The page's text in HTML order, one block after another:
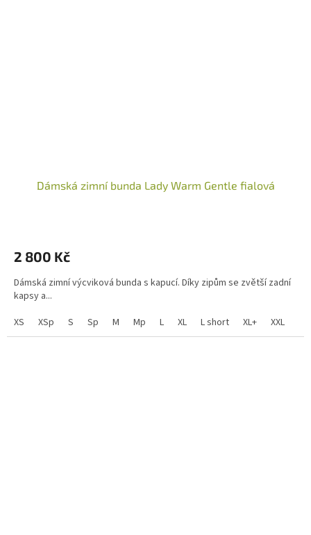
Dámská zimní bunda Lady Warm Gentle fialová
2 800 Kč
Dámská zimní výcviková bunda s kapucí. Díky zipům se zvětší zadní
kapsy a...
XS
XSp S Sp M Mp L XL L short XL+ XXL